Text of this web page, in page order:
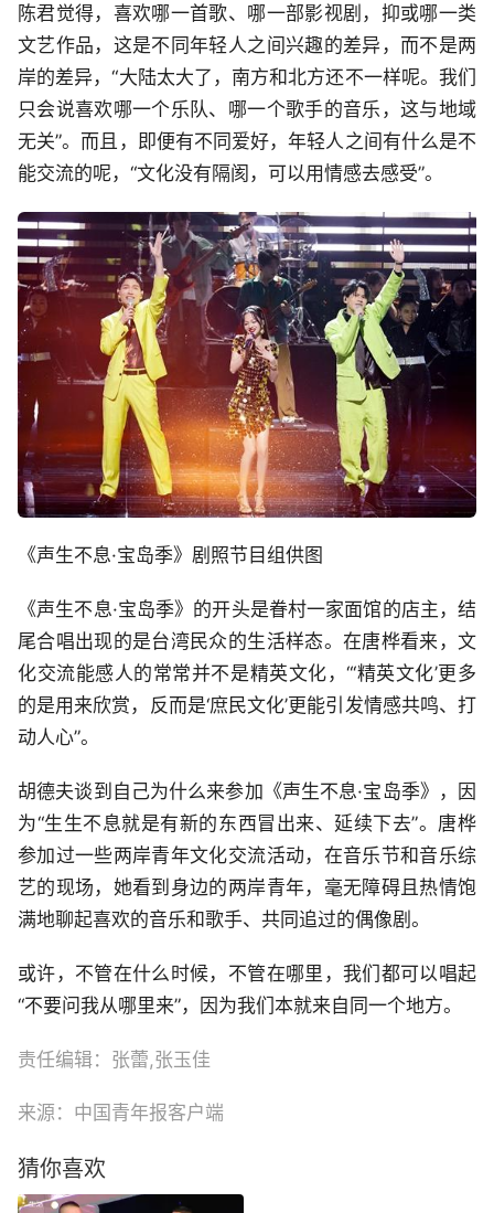
陈君觉得，喜欢哪一首歌、哪一部影视剧，抑或哪一类
文艺作品，这是不同年轻人之间兴趣的差异，而不是两
岸的差异，“大陆太大了，南方和北方还不一样呢。我们
只会说喜欢哪一个乐队、哪一个歌手的音乐，这与地域
无关”。而且，即便有不同爱好，年轻人之间有什么是不
能交流的呢，“文化没有隔阂，可以用情感去感受”。
《声生不息·宝岛季》剧照节目组供图
《声生不息·宝岛季》的开头是眷村一家面馆的店主，结
尾合唱出现的是台湾民众的生活样态。在唐桦看来，文
化交流能感人的常常并不是精英文化，“‘精英文化’更多
的是用来欣赏，反而是‘庶民文化’更能引发情感共鸣、打
动人心”。
胡德夫谈到自己为什么来参加《声生不息·宝岛季》，因
为“生生不息就是有新的东西冒出来、延续下去”。唐桦
参加过一些两岸青年文化交流活动，在音乐节和音乐综
艺的现场，她看到身边的两岸青年，毫无障碍且热情饱
满地聊起喜欢的音乐和歌手、共同追过的偶像剧。
或许，不管在什么时候，不管在哪里，我们都可以唱起
“不要问我从哪里来”，因为我们本就来自同一个地方。
责任编辑：张蕾,张玉佳
来源：中国青年报客户端
猜你喜欢